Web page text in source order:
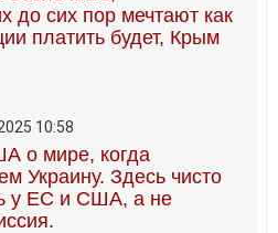
до сих пор мечтают как
платить будет, Крым
10:58
о мире, когда
Украину. Здесь чисто
у ЕС и США, а не